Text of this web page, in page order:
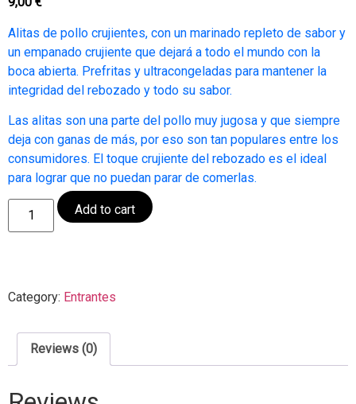
Alitas de pollo crujientes, con un marinado repleto de sabor y
un empanado crujiente que dejará a todo el mundo con la
boca abierta. Prefritas y ultracongeladas para mantener la
integridad del rebozado y todo su sabor.
Las alitas son una parte del pollo muy jugosa y que siempre
deja con ganas de más, por eso son tan populares entre los
consumidores. El toque crujiente del rebozado es el ideal
para lograr que no puedan parar de comerlas.
Alitas
Pollo
Add to cart
Category: Entrantes
Reviews (0)